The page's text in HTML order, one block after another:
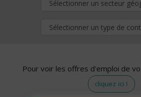
Pour voir les offres d'emploi de
cliquez ici !